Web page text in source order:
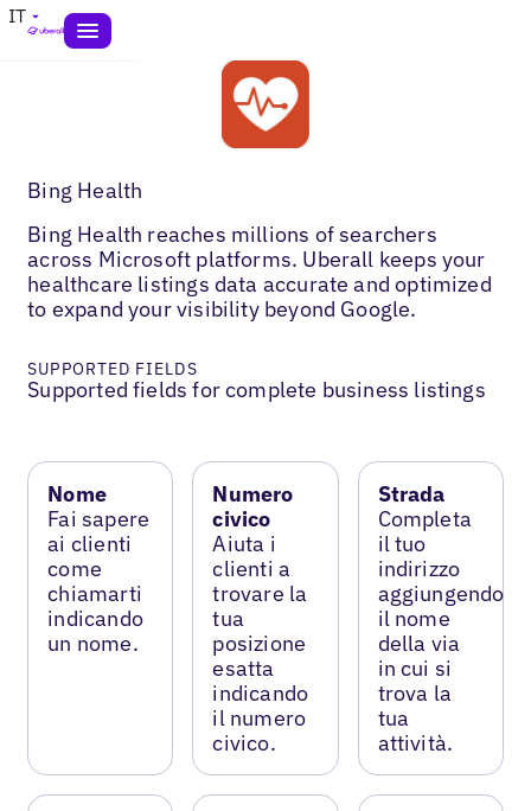
IT
Bing Health
Bing Health reaches millions of searchers
across Microsoft platforms. Uberall keeps your
healthcare listings data accurate and optimized
to expand your visibility beyond Google.
SUPPORTED FIELDS
Supported fields for complete business listings
Nome
Fai sapere
ai clienti
come
chiamarti
indicando
un nome.
Numero
civico
Aiuta i
clienti a
trovare la
tua
posizione
esatta
indicando
il numero
civico.
Strada
Completa
il tuo
indirizzo
aggiungendo
il nome
della via
in cui si
trova la
tua
attività.